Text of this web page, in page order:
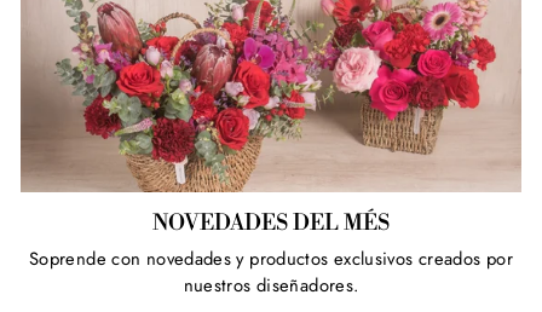
NOVEDADES DEL MÉS
Soprende con novedades y productos exclusivos creados por
nuestros diseñadores.